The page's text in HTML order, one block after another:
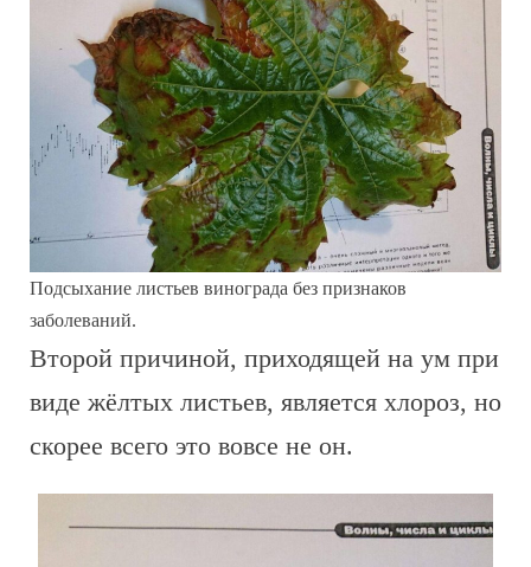
Подсыхание листьев винограда без признаков
заболеваний.
Второй причиной, приходящей на ум при
виде жёлтых листьев, является хлороз, но
скорее всего это вовсе не он.